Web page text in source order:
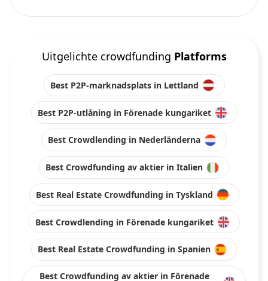
Uitgelichte crowdfunding Platforms
Best P2P-marknadsplats in Lettland
Best P2P-utlåning in Förenade kungariket
Best Crowdlending in Nederländerna
Best Crowdfunding av aktier in Italien
Best Real Estate Crowdfunding in Tyskland
Best Crowdlending in Förenade kungariket
Best Real Estate Crowdfunding in Spanien
Best Crowdfunding av aktier in Förenade